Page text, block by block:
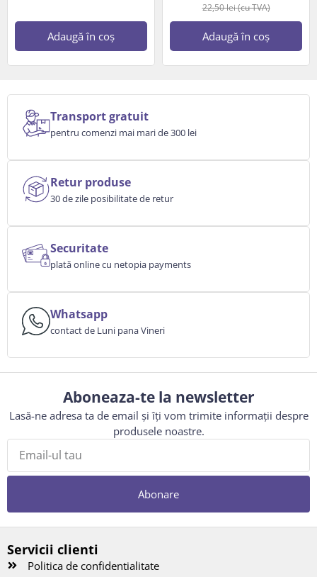
Adaugă în coș
22,50lei(cu TVA)
Adaugă în coș
Transport gratuit
pentru comenzi mai mari de 300 lei
Retur produse
30 de zile posibilitate de retur
Securitate
plată online cu netopia payments
Whatsapp
contact de Luni pana Vineri
Aboneaza-te la newsletter
Lasă-ne adresa ta de email și îți vom trimite informații despre
produsele noastre.
Abonare
Servicii clienti
Politica de confidentialitate